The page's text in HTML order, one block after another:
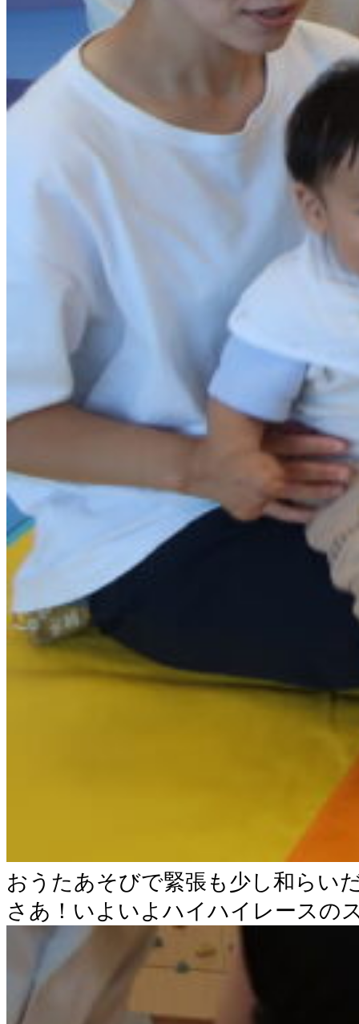
おうたあそびで緊張も少し和らい
さあ！いよいよハイハイレースの